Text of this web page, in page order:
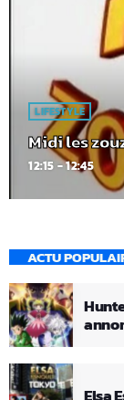
LIFESTYLE
Midi les
12:15 - 12:45
ACTU
Elsa